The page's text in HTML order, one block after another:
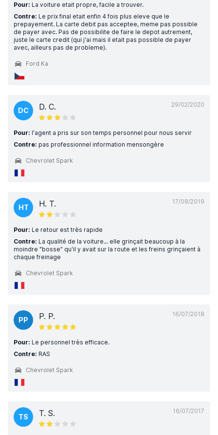
Pour: La voiture etait propre, facile a trouver.
Contre: Le prix final etait enfin 4 fois plus eleve que le
prepayement. La carte debit pas acceptee, meme pas possible
de payer avec. Pas de possibilite de faire le depot autrement,
juste le carte credit (qui j'ai mais il etait pas possible de payer
avec, ailleurs pas de probleme).
Ford Ka
29/02/2020
DC D. C.
Pour: l'agent a pris sur son temps personnel pour nous servir
Contre: pas professionnel information mensongère
Chevrolet Spark
17/08/2019
HT H. T.
Pour: Le retour est très rapide
Contre: La qualité de la voiture... elle grinçait beaucoup à la
moindre "bosse" qu'il y avait sur la route et les freins grinçaient à
chaque freinage
Chevrolet Spark
16/07/2018
PP P. P.
Pour: Le personnel très efficace.
Contre: RAS
Chevrolet Spark
16/07/2017
TS T. S.